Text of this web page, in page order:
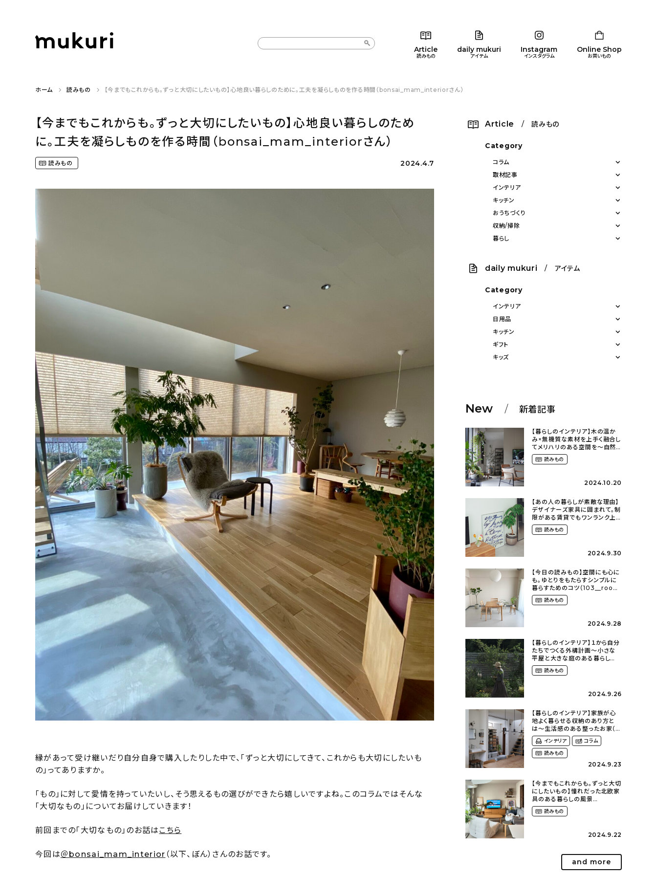
Article
読みもの
daily mukuri
アイテム
Instagram
インスタグラム
Online Shop
お買いもの
カテゴリー一覧 コラム
カテゴリー一覧 インテリア
ホーム 読みもの 【今までもこれからも。ずっと大切にしたいもの】心地良い暮らしのために。工夫を凝らしものを作る時間（bonsai_mam_interiorさん）
【今までもこれからも。ずっと大切にしたいもの】心地良い暮らしのため
に。工夫を凝らしものを作る時間（bonsai_mam_interiorさん）
読みもの 2024.4.7
縁があって受け継いだり自分自身で購入したりした中で、「ずっと大切にしてきて、これからも大切にしたいも
の」ってありますか。
「もの」に対して愛情を持っていたいし、そう思えるもの選びができたら嬉しいですよね。このコラムではそんな
「大切なもの」についてお届けしていきます！
前回までの「大切なもの」のお話はこちら
今回は＠bonsai_mam_interior （以下、ぼん）さんのお話です。
Article / 読みもの
Category
コラム
取材記事
インテリア
キッチン
おうちづくり
収納/掃除
暮らし
daily mukuri / アイテム
Category
インテリア
日用品
キッチン
ギフト
キッズ
New 新着記事
【暮らしのインテリア】木の温か
み×無機質な素材を上手く融合し
てメリハリのある空間を〜自然
に囲まれて暮らす（ki_no_ieさ
ん） 読みもの
2024.10.20
【あの人の暮らしが素敵な理由】
デザイナーズ家具に囲まれて。制
限がある賃貸でもワンランク上
のお部屋に〜狭くても好きな暮
らしのこと（_____chika708さ
読みもの
2024.9.30
【今日の読みもの】空間にも心に
も。ゆとりをもたらすシンプルに
暮らすためのコツ（103__room
さん）
読みもの
2024.9.28
【暮らしのインテリア】１から自分
たちでつくる外構計画〜小さな
平屋と大きな庭のある暮らし
（tsumikiniwaさん）
読みもの
2024.9.26
【暮らしのインテリア】家族が心
地よく暮らせる収納のあり方と
は〜生活感のある整ったお家（
kaya___ieさん）
インテリア
コラム
読みもの
2024.9.23
【今までもこれからも。ずっと大切
にしたいもの】憧れだった北欧家
具のある暮らしの風景
（m._.k_homeさん）
読みもの
2024.9.22
and more